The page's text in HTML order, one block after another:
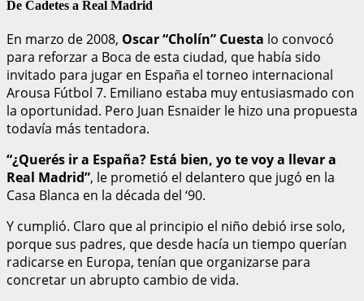
De Cadetes a Real Madrid
En marzo de 2008, Oscar “Cholín” Cuesta lo convocó
para reforzar a Boca de esta ciudad, que había sido
invitado para jugar en España el torneo internacional
Arousa Fútbol 7. Emiliano estaba muy entusiasmado con
la oportunidad. Pero Juan Esnaider le hizo una propuesta
todavía más tentadora.
“¿Querés ir a España? Está bien, yo te voy a llevar a
Real Madrid”, le prometió el delantero que jugó en la
Casa Blanca en la década del ‘90.
Y cumplió. Claro que al principio el niño debió irse solo,
porque sus padres, que desde hacía un tiempo querían
radicarse en Europa, tenían que organizarse para
concretar un abrupto cambio de vida.